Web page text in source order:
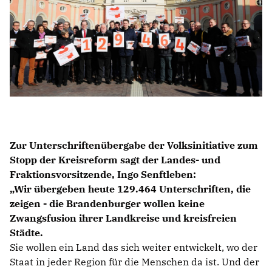
Zur Unterschriftenübergabe der Volksinitiative zum
Stopp der Kreisreform sagt der Landes- und
Fraktionsvorsitzende, Ingo Senftleben:
Wir übergeben heute 129.464 Unterschriften, die
zeigen - die Brandenburger wollen keine
Zwangsfusion ihrer Landkreise und kreisfreien
Städte.
Sie wollen ein Land das sich weiter entwickelt, wo der
Staat in jeder Region für die Menschen da ist. Und der